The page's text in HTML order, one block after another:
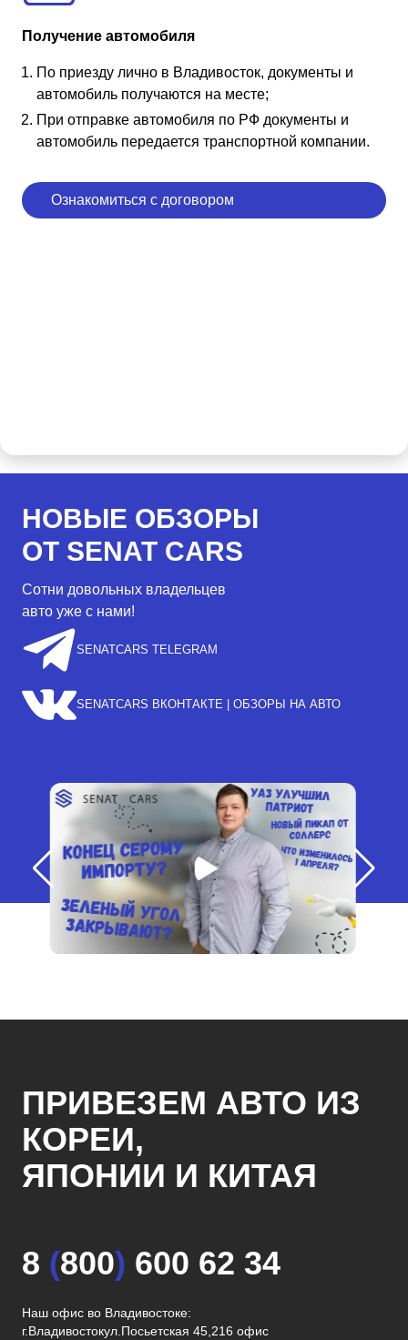
Получение автомобиля
По приезду лично в Владивосток, документы и
автомобиль получаются на месте;
При отправке автомобиля по РФ документы и
автомобиль передается транспортной компании.
Ознакомиться с договором
НОВЫЕ ОБЗОРЫ
ОТ SENAT CARS
Сотни довольных владельцев
авто уже с нами!
SENATCARS TELEGRAM
SENATCARS ВКОНТАКТЕ | ОБЗОРЫ НА АВТО
ПРИВЕЗЕМ АВТО ИЗ
КОРЕИ,
ЯПОНИИ И КИТАЯ
8 (800) 600 62 34
Наш офис во Владивостоке:
г.Владивостокул.Посьетская 45,216 офис